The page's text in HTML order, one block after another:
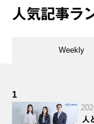
人気記事ラ
Weekly
1
人